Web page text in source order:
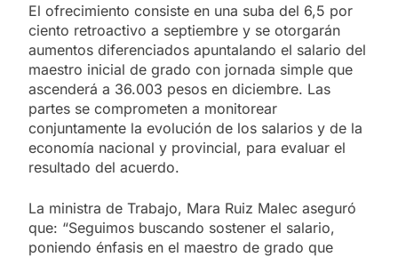
El ofrecimiento consiste en una suba del 6,5 por
ciento retroactivo a septiembre y se otorgarán
aumentos diferenciados apuntalando el salario del
maestro inicial de grado con jornada simple que
ascenderá a 36.003 pesos en diciembre. Las
partes se comprometen a monitorear
conjuntamente la evolución de los salarios y de la
economía nacional y provincial, para evaluar el
resultado del acuerdo.
La ministra de Trabajo, Mara Ruiz Malec aseguró
que: “Seguimos buscando sostener el salario,
poniendo énfasis en el maestro de grado que